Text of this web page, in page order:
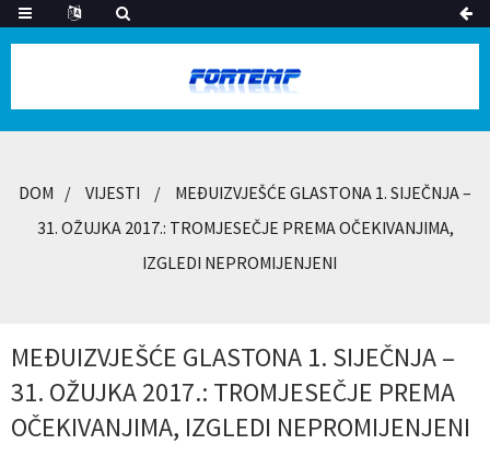
DOM VIJESTI
MEĐUIZVJEŠĆE GLASTONA 1. SIJEČNJA –
31. OŽUJKA 2017.: TROMJESEČJE PREMA OČEKIVANJIMA,
IZGLEDI NEPROMIJENJENI
MEĐUIZVJEŠĆE GLASTONA 1. SIJEČNJA –
31. OŽUJKA 2017.: TROMJESEČJE PREMA
OČEKIVANJIMA, IZGLEDI NEPROMIJENJENI